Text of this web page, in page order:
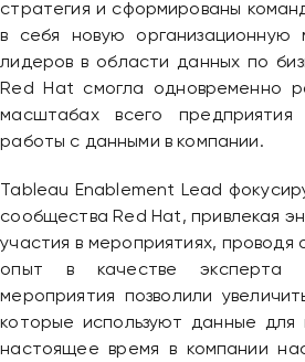
стратегия и сформированы
в себя новую организационную
лидеров в области данных по
Red Hat смогла одновременно
масштабах всего предприятия
работы с данными в компании.
Tableau Enablement Lead
сообщества Red Hat, привлекая
участия в мероприятиях, проводя
опыт в качестве эксперта
мероприятия позволили
которые используют данные
настоящее время в компании